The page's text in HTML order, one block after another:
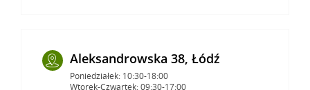
Aleksandrowska 38, Łódź
Poniedziałek: 10:30-18:00
Wtorek-Czwartek: 09:30-17:00